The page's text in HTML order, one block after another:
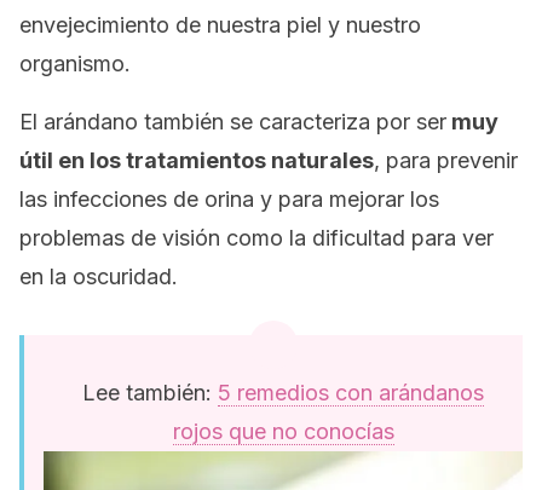
envejecimiento de nuestra piel y nuestro
organismo.
El arándano también se caracteriza por ser muy
útil en los tratamientos naturales, para prevenir
las infecciones de orina y para mejorar los
problemas de visión como la dificultad para ver
en la oscuridad.
Lee también: 5 remedios con arándanos
rojos que no conocías